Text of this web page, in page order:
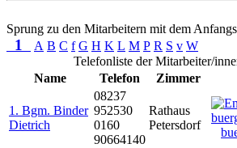
Sprung zu den Mitarbeitern mit dem
1 A B C f G H K L M P R S v W
Telefonliste der Mitarbeiter/
Name
Telefon Zimmer
1. Bgm. Binder
Dietrich
08237
952530
0160
90664140
Rathaus
Petersdorf